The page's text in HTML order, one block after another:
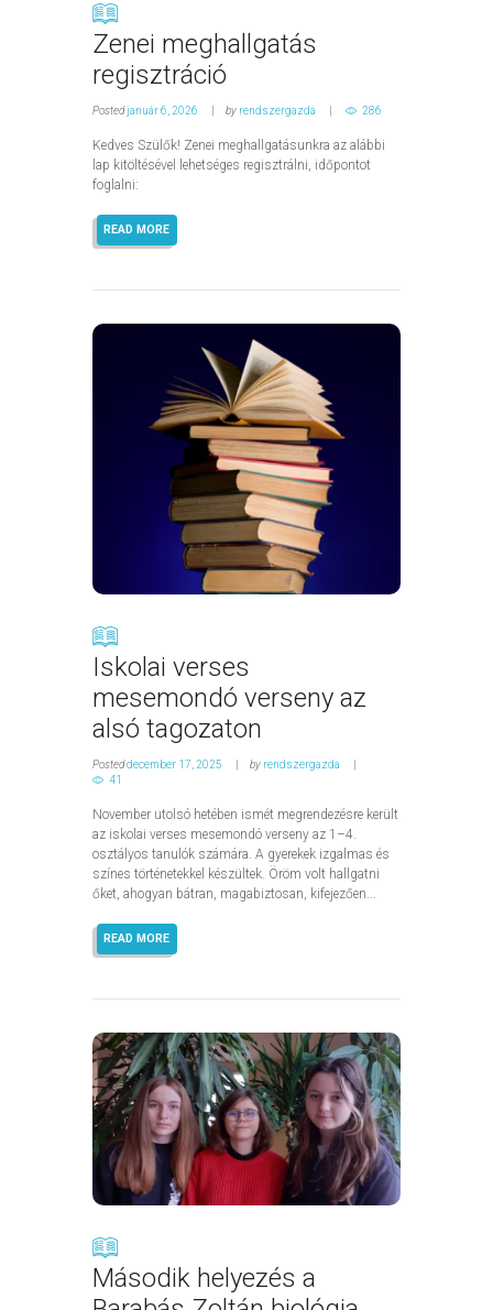
Zenei meghallgatás
regisztráció
Postedjanuár 6, 2026 by rendszergazda 286
Kedves Szülők! Zenei meghallgatásunkra az alábbi
lap kitöltésével lehetséges regisztrálni, időpontot
foglalni:
READ MORE
Iskolai verses
mesemondó verseny az
alsó tagozaton
Posteddecember 17, 2025 by rendszergazda
41
November utolsó hetében ismét megrendezésre került
az iskolai verses mesemondó verseny az 1–4.
osztályos tanulók számára. A gyerekek izgalmas és
színes történetekkel készültek. Öröm volt hallgatni
őket, ahogyan bátran, magabiztosan, kifejezően...
READ MORE
Második helyezés a